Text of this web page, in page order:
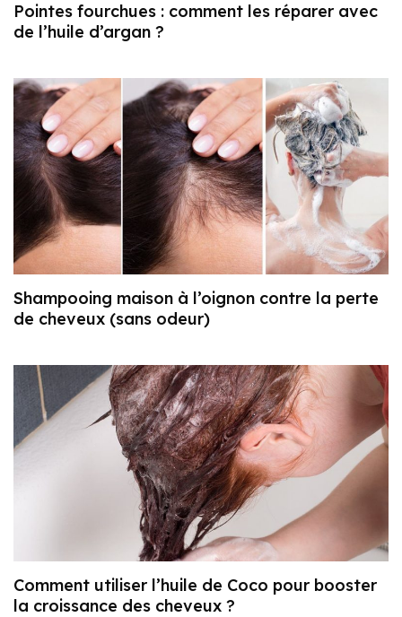
Pointes fourchues : comment les réparer avec
de l’huile d’argan ?
Shampooing maison à l’oignon contre la perte
de cheveux (sans odeur)
Comment utiliser l’huile de Coco pour booster
la croissance des cheveux ?